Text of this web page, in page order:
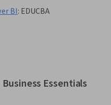
BI: EDUCBA
Essentials